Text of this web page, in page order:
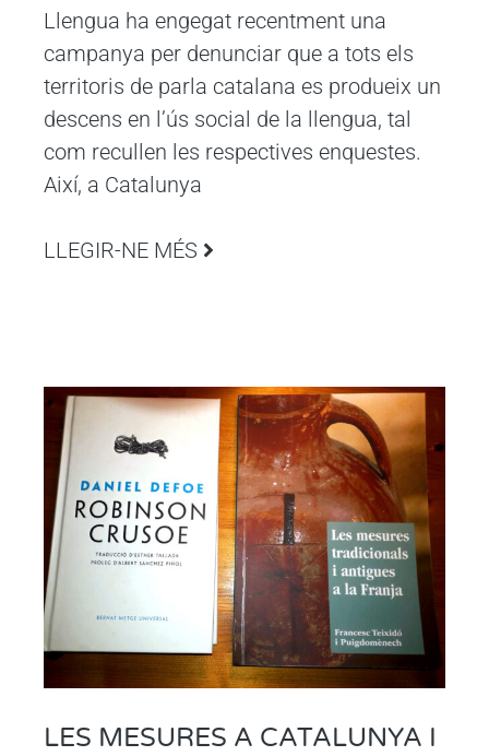
Llengua ha engegat recentment una
campanya per denunciar que a tots els
territoris de parla catalana es produeix un
descens en l’ús social de la llengua, tal
com recullen les respectives enquestes.
Així, a Catalunya
LLEGIR-NE MÉS
LES MESURES A CATALUNYA I